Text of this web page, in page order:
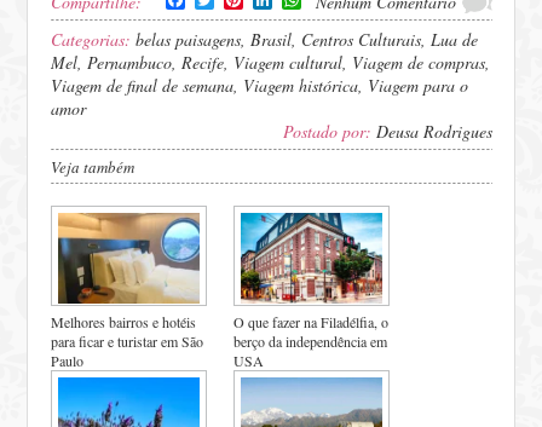
Categorias:belas paisagens Brasil Centros Culturais Lua de
Mel Pernambuco Recife Viagem cultural Viagem de compras
Viagem de final de semana Viagem histórica Viagem para o
amor
Postado por: Deusa Rodrigues
Veja também
Melhores bairros e hotéis
para ficar e turistar em São
Paulo
O que fazer na Filadélfia, o
berço da independência em
USA